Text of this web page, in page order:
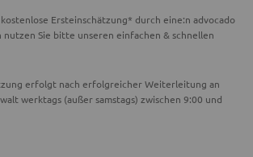
Ersteinschätzung* durch eine:n advocado
nutzen Sie bitte unseren einfachen & schnellen
erfolgt nach erfolgreicher Weiterleitung an
werktags (außer samstags) zwischen 9:00 und